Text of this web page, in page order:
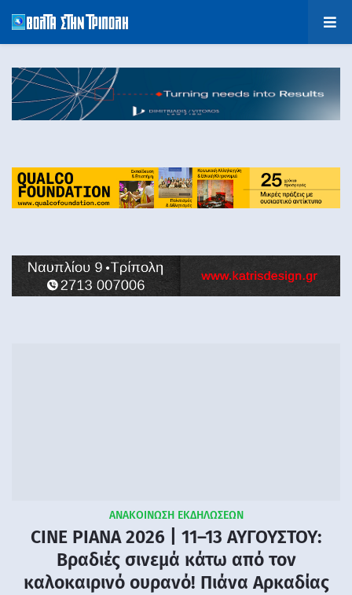
ΑΝΑΚΟΙΝΩΣΗ ΕΚΔΗΛΩΣΕΩΝ
CINE PIANA 2026 | 11–13 ΑΥΓΟΥΣΤΟΥ:
Βραδιές σινεμά κάτω από τον
καλοκαιρινό ουρανό! Πιάνα Αρκαδίας